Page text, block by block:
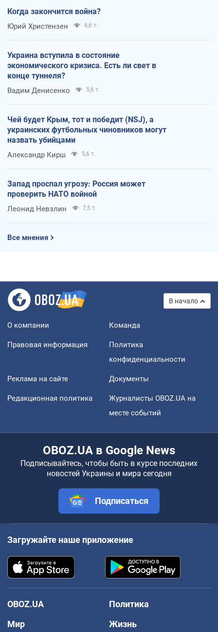
Когда закончится война?
Юрий Христензен 6,6 т.
Украина вступила в состояние
экономического кризиса. Есть ли свет в
конце туннеля?
Вадим Денисенко 5,6 т.
Чей будет Крым, тот и победит (NSJ), а
украинских футбольных чиновников могут
назвать убийцами
Александр Кирш 5,6 т.
Запад проспал угрозу: Россия может
проверить НАТО войной
Леонид Невзлин 7,5 т.
Все мнения
В начало
О компании Команда
Правовая информация
Политика
конфиденциальности
Реклама на сайте Документы
Редакционная политика
Журналисты OBOZ.UA на
месте событий
OBOZ.UA в Google News
Подписывайтесь, чтобы быть в курсе последних
новостей Украины и мира сегодня
Подписаться
Загружайте наше приложение
OBOZ.UA
Политика
Мир
Жизнь